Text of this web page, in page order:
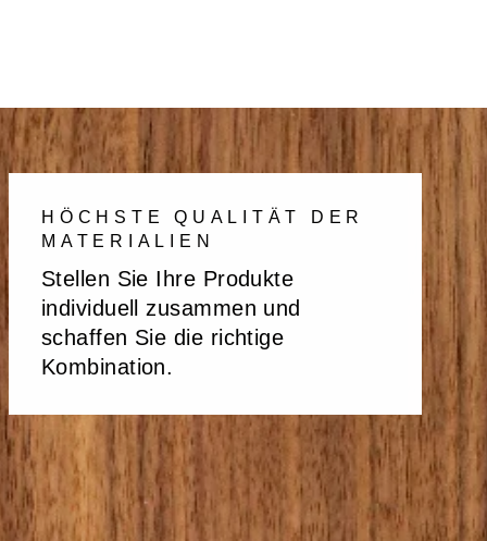
HÖCHSTE QUALITÄT DER
MATERIALIEN
Stellen Sie Ihre Produkte
individuell zusammen und
schaffen Sie die richtige
Kombination.